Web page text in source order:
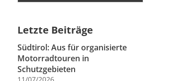
Letzte Beiträge
Südtirol: Aus für organisierte
Motorradtouren in
Schutzgebieten